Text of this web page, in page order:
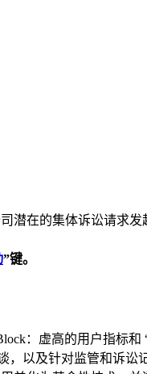
潜在的集体诉讼请
”键。
：虚高的用户指标
以及针对监管和诉